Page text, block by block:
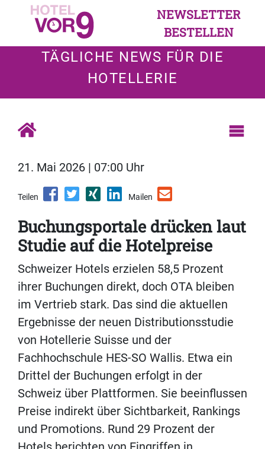
NEWSLETTER
BESTELLEN
TÄGLICHE NEWS FÜR DIE
HOTELLERIE
21. Mai 2026 | 07:00 Uhr
Teilen Mailen
Buchungsportale drücken laut
Studie auf die Hotelpreise
Schweizer Hotels erzielen 58,5 Prozent
ihrer Buchungen direkt, doch OTA bleiben
im Vertrieb stark. Das sind die aktuellen
Ergebnisse der neuen Distributionsstudie
von Hotellerie Suisse und der
Fachhochschule HES-SO Wallis. Etwa ein
Drittel der Buchungen erfolgt in der
Schweiz über Plattformen. Sie beeinflussen
Preise indirekt über Sichtbarkeit, Rankings
und Promotions. Rund 29 Prozent der